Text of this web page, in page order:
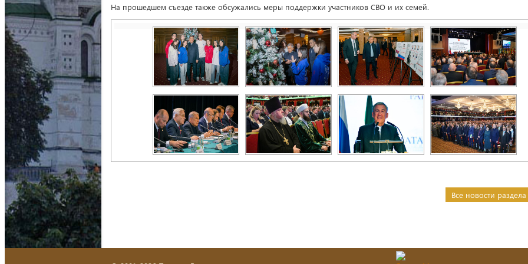
На прошедшем съезде также обсужались меры поддержки участников СВО и их семей.
Все новости